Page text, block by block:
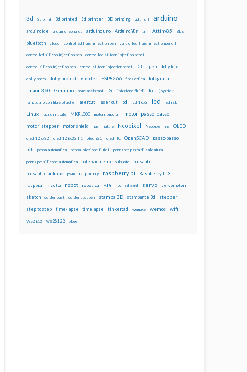
3d 3d print 3d printed 3d printer 3D printing adafruit arduino
arduino ide arduino leonardo arduino uno Arduino Yún arm Attiny85 BLE
bluetooth cloud controlled fluid injection pen controlled fluid injection pencil
controlled silicon injection pen controlled silicon injection pencil
control silicon injection pen control silicon injection pencil CtrlJ pen dolly foto
dolly photo dolly project encoder ESP8266 fibra ottica fotografia
fusion 360 Genuino home assistant i2c iniezione fluidi IoT joystick
lampadario con fibre ottiche lasercut laser cut lcd lcd 16x2 led led rgb
Linux luci di natale MKR1000 motori bipolari motori passo-passo
motori stepper motor shield nas natale Neopixel Neopixel ring OLED
oled 128x32 oled 128x32 IIC oled i2C oled IIC OpenSCAD passo-passo
pcb penna automatica penna iniezione fluidi penna per pasta di saldatura
penna per silicone automatica potenziometro pulsante pulsanti
pulsanti e arduino pwm raspberry raspberry pi Raspberry Pi 3
raspbian ricetta robot robotica RPi rtc sd card servo servomotori
sketch solder past solder past pen stampa 3D stampante 3d stepper
step to step time-lapse timelapse tinkercad wemake wemos wifi
WS2812 ws2812B xbee